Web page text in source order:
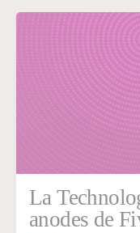
La
anodes de